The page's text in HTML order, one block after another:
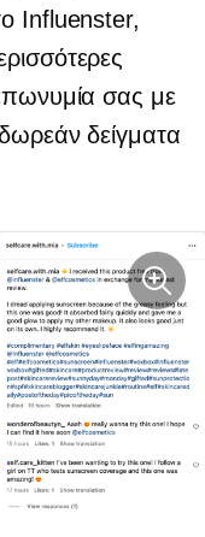
Influenster,
σας με
δείγματα